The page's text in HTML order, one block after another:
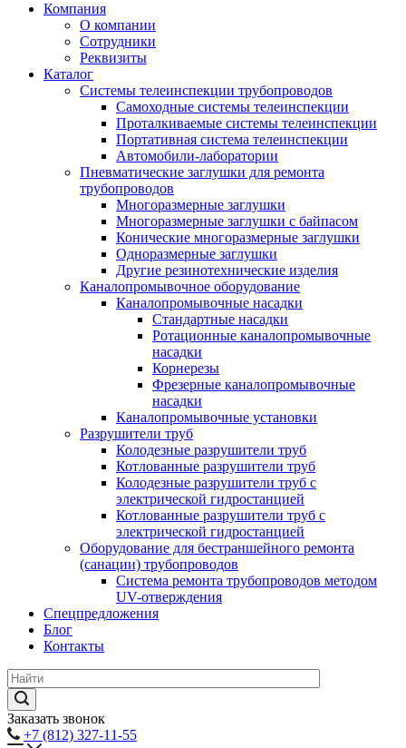
Компания
О компании
Сотрудники
Реквизиты
Каталог
Системы телеинспекции трубопроводов
Самоходные системы телеинспекции
Проталкиваемые системы телеинспекции
Портативная система телеинспекции
Автомобили-лаборатории
Пневматические заглушки для ремонта
трубопроводов
Многоразмерные заглушки
Многоразмерные заглушки с байпасом
Конические многоразмерные заглушки
Одноразмерные заглушки
Другие резинотехнические изделия
Каналопромывочное оборудование
Каналопромывочные насадки
Стандартные насадки
Ротационные каналопромывочные
насадки
Корнерезы
Фрезерные каналопромывочные
насадки
Каналопромывочные установки
Разрушители труб
Колодезные разрушители труб
Котлованные разрушители труб
Колодезные разрушители труб с
электрической гидростанцией
Котлованные разрушители труб с
электрической гидростанцией
Оборудование для бестраншейного ремонта
(санации) трубопроводов
Система ремонта трубопроводов методом
UV-отверждения
Спецпредложения
Блог
Контакты
Заказать звонок
+7 (812) 327-11-55